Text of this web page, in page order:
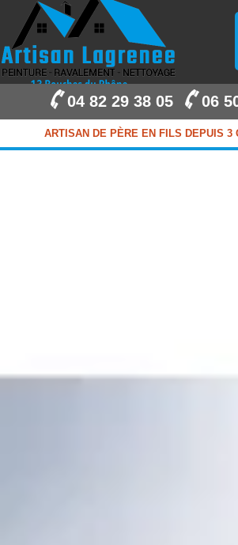
04 82 29 38 05 06
ARTISAN DE PÈRE EN FILS DEPUIS 3